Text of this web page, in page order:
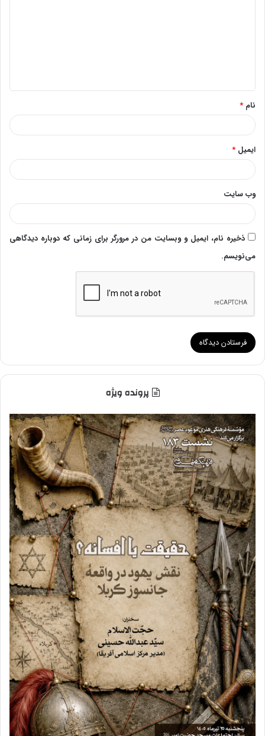
*
نام *
ایمیل *
وب‌ سایت
ذخیره نام، ایمیل و وبسایت من در مرورگر برای زمانی که دوباره دیدگاهی
می‌نویسم.
پرونده ویژه